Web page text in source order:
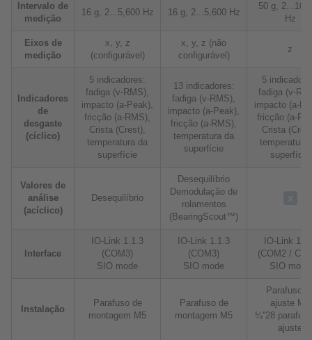
Intervalo de
medição
16 g, 2...5,600 Hz 16 g, 2...5,600 Hz
50 g,
Hz
Eixos de
medição
x, y, z
(configurável)
x, y, z (não
configurável)
z
Indicadores
de
desgaste
(cíclico)
5 indicadores:
fadiga (v-RMS),
impacto (a-Peak),
fricção (a-RMS),
Crista (Crest),
temperatura da
superfície
13 indicadores:
fadiga (v-RMS),
impacto (a-Peak),
fricção (a-RMS),
temperatura da
superfície
5
fadiga (v-
impacto (a-
fricção (a-
Crista
temperatura
superfície
Valores de
análise
(acíclico)
Desequilíbrio
Desequilíbrio
Demodulação de
rolamentos
(BearingScout™)
Interface
IO-Link 1.1.3
(COM3)
SIO mode
IO-Link 1.1.3
(COM3)
SIO mode
IO-Link
(COM2 /
SIO mode
Instalação
Parafuso de
montagem M5
Parafuso de
montagem M5
Parafuso
ajuste M8
¼''28
ajuste